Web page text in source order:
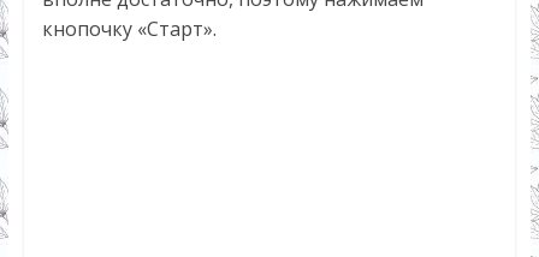
кнопочку «Старт».